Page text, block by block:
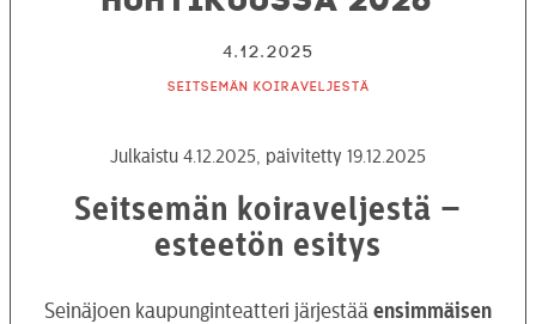
4.12.2025
Seitsemän koiraveljestä
Julkaistu 4.12.2025, päivitetty 19.12.2025
Seitsemän koiraveljestä –
esteetön esitys
Seinäjoen kaupunginteatteri järjestää ensimmäisen